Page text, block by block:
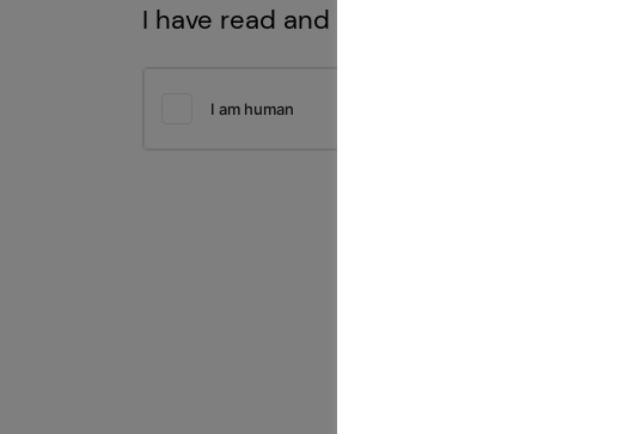
I have read and agree to the